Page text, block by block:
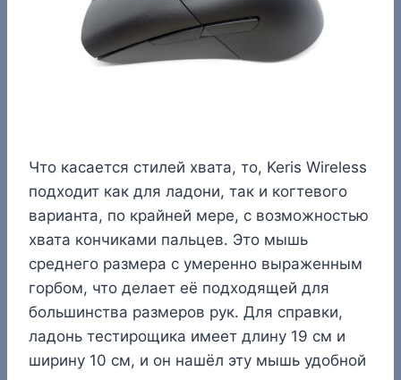
Что касается стилей хвата, то, Keris Wireless
подходит как для ладони, так и когтевого
варианта, по крайней мере, с возможностью
хвата кончиками пальцев. Это мышь
среднего размера с умеренно выраженным
горбом, что делает её подходящей для
большинства размеров рук. Для справки,
ладонь тестирощика имеет длину 19 см и
ширину 10 см, и он нашёл эту мышь удобной